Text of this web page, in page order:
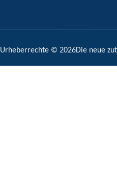
Urheberrechte © 2026Die neue